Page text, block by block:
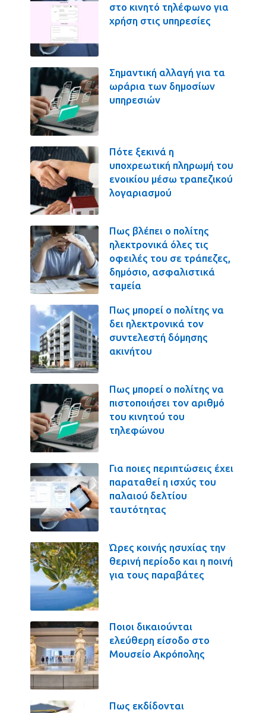
στο κινητό τηλέφωνο για
χρήση στις υπηρεσίες
Σημαντική αλλαγή για τα
ωράρια των δημοσίων
υπηρεσιών
Πότε ξεκινά η
υποχρεωτική πληρωμή του
ενοικίου μέσω τραπεζικού
λογαριασμού
Πως βλέπει ο πολίτης
ηλεκτρονικά όλες τις
οφειλές του σε τράπεζες,
δημόσιο, ασφαλιστικά
ταμεία
Πως μπορεί ο πολίτης να
δει ηλεκτρονικά τον
συντελεστή δόμησης
ακινήτου
Πως μπορεί ο πολίτης να
πιστοποιήσει τον αριθμό
του κινητού του
τηλεφώνου
Για ποιες περιπτώσεις έχει
παραταθεί η ισχύς του
παλαιού δελτίου
ταυτότητας
Ώρες κοινής ησυχίας την
θερινή περίοδο και η ποινή
για τους παραβάτες
Ποιοι δικαιούνται
ελεύθερη είσοδο στο
Μουσείο Ακρόπολης
Πως εκδίδονται